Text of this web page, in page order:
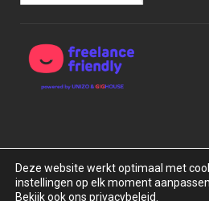
Copyright © 2015-2026 BOXrentals
Deze website werkt optimaal met
instellingen op elk moment
Bekijk ook ons privacybeleid.